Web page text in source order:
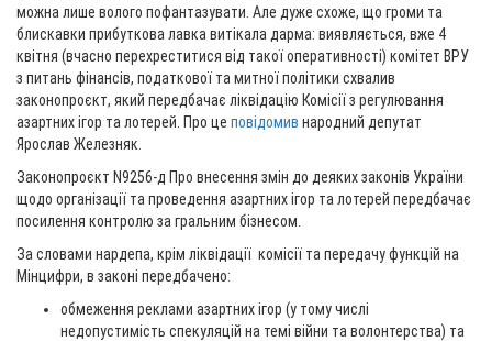
можна лише волого пофантазувати. Але дуже схоже, що громи та
блискавки прибуткова лавка витікала дарма: виявляється, вже 4
квітня (вчасно перехреститися від такої оперативності) комітет ВРУ
з питань фінансів, податкової та митної політики схвалив
законопроєкт, який передбачає ліквідацію Комісії з регулювання
азартних ігор та лотерей. Про це повідомив народний депутат
Ярослав Железняк.
Законопроєкт N9256-д Про внесення змін до деяких законів України
щодо організації та проведення азартних ігор та лотерей передбачає
посилення контролю за гральним бізнесом.
За словами нардепа, крім ліквідації комісії та передачу функцій на
Мінцифри, в законі передбачено:
обмеження реклами азартних ігор (у тому числі
недопустимість спекуляцій на темі війни та волонтерства) та